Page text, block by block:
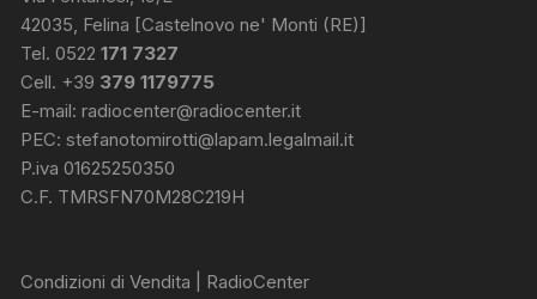
42035, Felina [Castelnovo ne' Monti (RE)]
Tel. 0522171 7327
Cell. +39 379 1179775
E-mail:radiocenter@radiocenter.it
PEC:stefanotomirotti@lapam.legalmail.it
P.iva 01625250350
C.F. TMRSFN70M28C219H
Condizioni di Vendita | RadioCenter